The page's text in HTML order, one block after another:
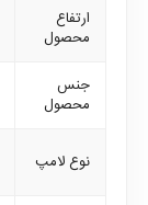
ارتفاع
محصول
جنس
محصول
نوع لامپ